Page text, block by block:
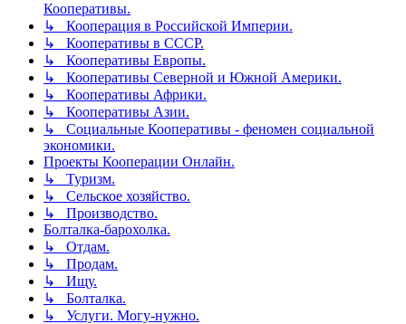
Кооперативы.
↳ Кооперация в Российской Империи.
↳ Кооперативы в СССР.
↳ Кооперативы Европы.
↳ Кооперативы Северной и Южной Америки.
↳ Кооперативы Африки.
↳ Кооперативы Азии.
↳ Социальные Кооперативы - феномен социальной
экономики.
Проекты Кооперации Онлайн.
↳ Туризм.
↳ Сельское хозяйство.
↳ Производство.
Болталка-барохолка.
↳ Отдам.
↳ Продам.
↳ Ищу.
↳ Болталка.
↳ Услуги. Могу-нужно.